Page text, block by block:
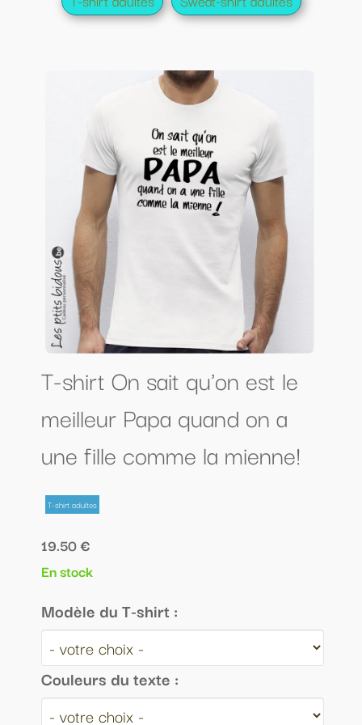
T-shirt On sait qu'on est le
meilleur Papa quand on a
une fille comme la mienne!
T-shirt adultes
19.50 €
En stock
Modèle du T-shirt :
Couleurs du texte :